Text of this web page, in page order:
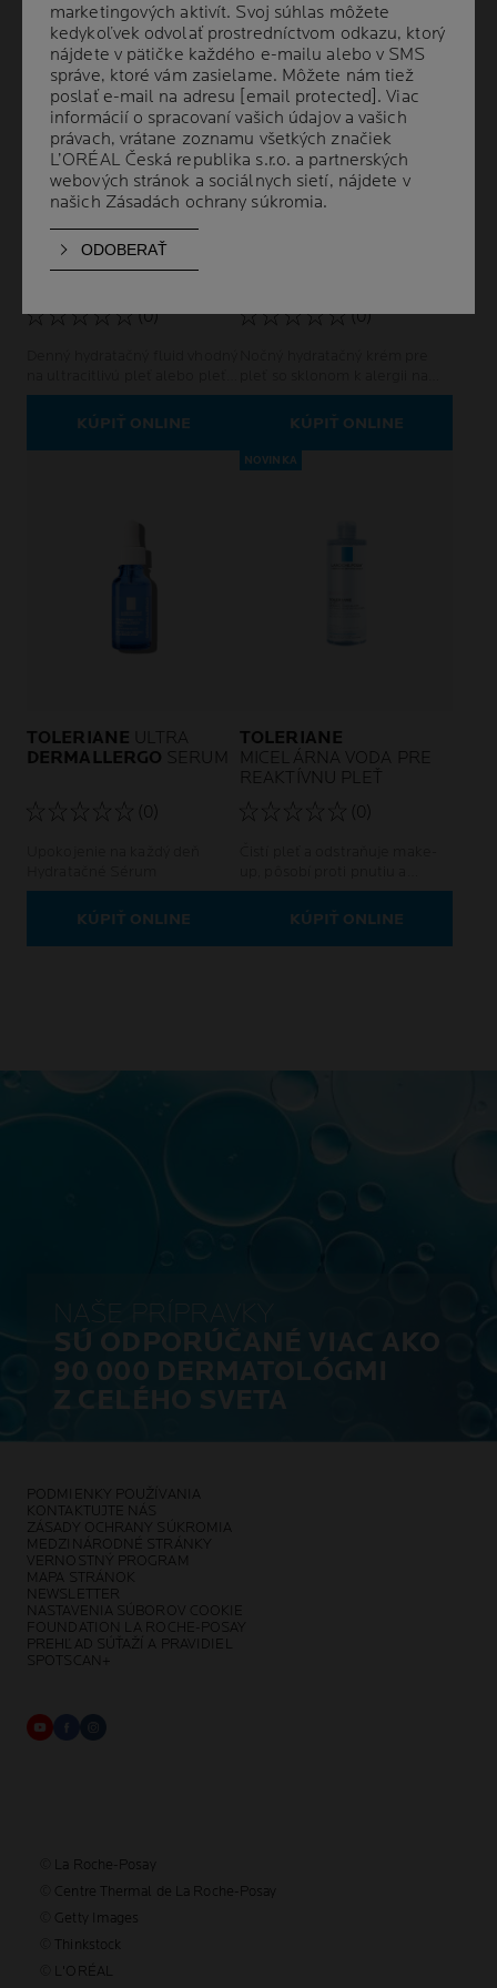
TOLERIANE
DERMALLERGO FLUID
(0)
so sklonom k alergii.
KÚPIŤ ONLINE
(0)
každodenné použitie
KÚPIŤ ONLINE
TOLERIANE ULTRA
DERMALLERGO SERUM
(0)
KÚPIŤ ONLINE
NOVINKA
TOLERIANE
MICELÁRNA VODA PRE
REAKTÍVNU PLEŤ
(0)
začervenaniu
KÚPIŤ ONLINE
NAŠE PRÍPRAVKY
SÚ ODPORÚČANÉ VIAC AKO
90 000 DERMATOLÓGMI
Z CELÉHO SVETA
PODMIENKY POUŽÍVANIA
KONTAKTUJTE NÁS
ZÁSADY OCHRANY SÚKROMIA
MEDZINÁRODNÉ STRÁNKY
VERNOSTNÝ PROGRAM
MAPA STRÁNOK
NEWSLETTER
NASTAVENIA SÚBOROV COOKIE
FOUNDATION LA ROCHE-POSAY
PREHĽAD SÚŤAŽÍ A PRAVIDIEL
SPOTSCAN+
© La Roche-Posay
© Centre Thermal de La Roche-Posay
© Getty Images
© Thinkstock
© L'ORÉAL
marketingových aktivít. Svoj súhlas môžete
kedykoľvek odvolať prostredníctvom odkazu, ktorý
nájdete v pätičke každého e-mailu alebo v SMS
správe, ktoré vám zasielame. Môžete nám tiež
poslať e-mail na adresu
[email protected] . Viac
informácií o spracovaní vašich údajov a vašich
právach, vrátane zoznamu všetkých značiek
L’ORÉAL Česká republika s.r.o. a partnerských
webových stránok a sociálnych sietí, nájdete v
našich Zásadách ochrany súkromia.
marketingových aktivít. Svoj súhlas môžete
kedykoľvek odvolať prostredníctvom odkazu, ktorý
nájdete v pätičke každého e-mailu alebo v SMS
správe, ktoré vám zasielame. Môžete nám tiež
poslať e-mail na adresu
[email protected] . Viac
informácií o spracovaní vašich údajov a vašich
právach, vrátane zoznamu všetkých značiek
L’ORÉAL Česká republika s.r.o. a partnerských
webových stránok a sociálnych sietí, nájdete v
našich Zásadách ochrany súkromia.